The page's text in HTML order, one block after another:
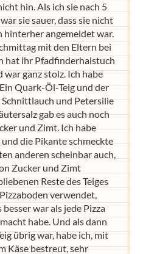
hin. Als ich sie nach 5
sie sauer, dass sie nicht
hinterher angemeldet war.
mit den Eltern bei
hat ihr Pfadfinderhalstuch
ganz stolz. Ich habe
Quark-Öl-Teig und der
Schnittlauch und Petersilie
gab es auch noch
und Zimt. Ich habe
die Pikante schmeckte
anderen scheinbar auch,
Zucker und Zimt
Reste des Teiges
verwendet,
war als jede Pizza
habe. Und als dann
übrig war, habe ich, mit
Käse bestreut, sehr